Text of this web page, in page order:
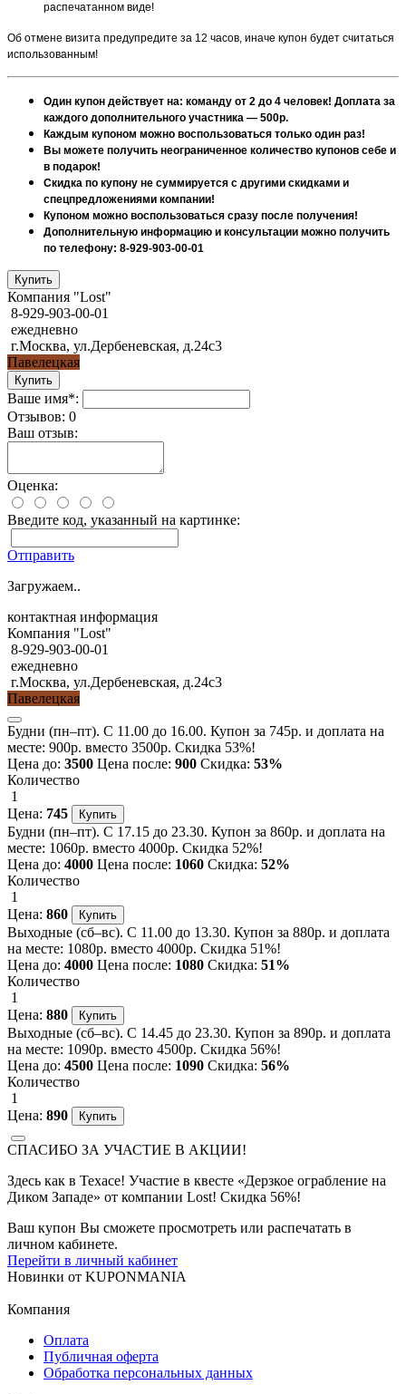
распечатанном виде!
Об отмене визита предупредите за 12 часов, иначе купон будет считаться
использованным!
Один купон действует на: команду от 2 до 4 человек! Доплата за
каждого дополнительного участника — 500р.
Каждым купоном можно воспользоваться только один раз!
Вы можете получить неограниченное количество купонов себе и
в подарок!
Скидка по купону не суммируется с другими скидками и
спецпредложениями компании!
Купоном можно воспользоваться сразу после получения!
Дополнительную информацию и консультации можно получить
по телефону: 8-929-903-00-01
Компания "Lost"
8-929-903-00-01
ежедневно
г.Москва, ул.Дербеневская, д.24с3
Павелецкая
Ваше имя*:
Отзывов: 0
Ваш отзыв:
Оценка:
Введите код, указанный на картинке:
Отправить
Загружаем..
контактная информация
Компания "Lost"
8-929-903-00-01
ежедневно
г.Москва, ул.Дербеневская, д.24с3
Павелецкая
Будни (пн–пт). С 11.00 до 16.00. Купон за 745р. и доплата на
месте: 900р. вместо 3500р. Скидка 53%!
Цена до: 3500 Цена после: 900 Скидка: 53%
Количество
1
Цена: 745
Будни (пн–пт). С 17.15 до 23.30. Купон за 860р. и доплата на
месте: 1060р. вместо 4000р. Скидка 52%!
Цена до: 4000 Цена после: 1060 Скидка: 52%
Количество
1
Цена: 860
Выходные (сб–вс). С 11.00 до 13.30. Купон за 880р. и доплата
на месте: 1080р. вместо 4000р. Скидка 51%!
Цена до: 4000 Цена после: 1080 Скидка: 51%
Количество
1
Цена: 880
Выходные (сб–вс). С 14.45 до 23.30. Купон за 890р. и доплата
на месте: 1090р. вместо 4500р. Скидка 56%!
Цена до: 4500 Цена после: 1090 Скидка: 56%
Количество
1
Цена: 890
СПАСИБО ЗА УЧАСТИЕ В АКЦИИ!
Здесь как в Техасе! Участие в квесте «Дерзкое ограбление на
Диком Западе» от компании Lost! Скидка 56%!
Ваш купон Вы сможете просмотреть или распечатать в
личном кабинете.
Перейти в личный кабинет
Новинки от KUPONMANIA
Компания
Оплата
Публичная оферта
Обработка персональных данных